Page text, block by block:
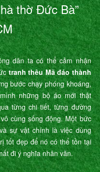
thờ Đức Bà”
dân ta có thể cảm nhận
tranh thêu Mã đáo thành
bước chạy phóng khoáng,
những bộ áo mới thật
từng chi tiết, từng đường
cùng sống động. Một bức
sự vật chính là việc dùng
tốt đẹp để nó có thể tồn tại
đi ý nghĩa nhân văn.